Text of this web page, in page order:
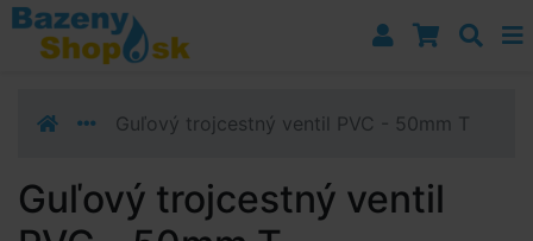
Prejsť k navigácii
Prejsť na obsah
Prejsť k bočnému stĺpci
Guľový trojcestný ventil PVC - 50mm T
Guľový trojcestný ventil